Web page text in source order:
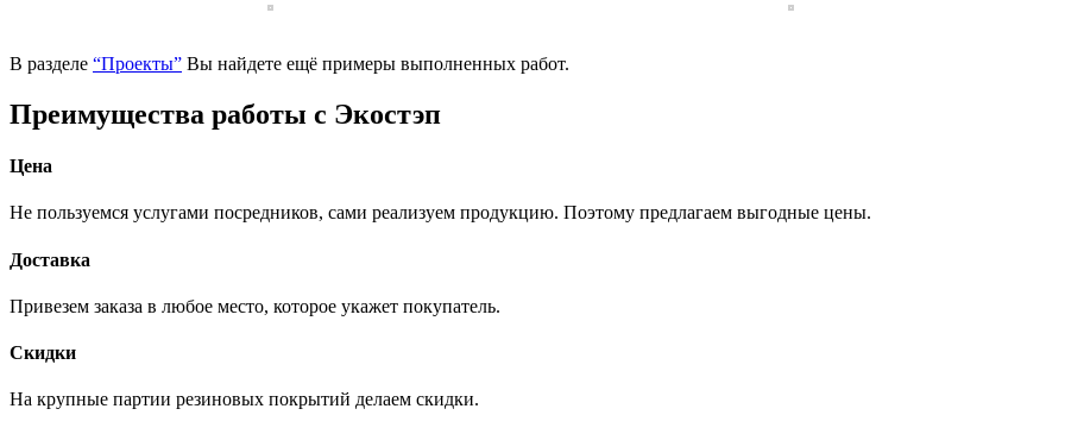
В разделе “Проекты” Вы найдете ещё примеры выполненных работ.
Преимущества работы с Экостэп
Цена
Не пользуемся услугами посредников, сами реализуем продукцию. Поэтому предлагаем выгодные цены.
Доставка
Привезем заказа в любое место, которое укажет покупатель.
Скидки
На крупные партии резиновых покрытий делаем скидки.